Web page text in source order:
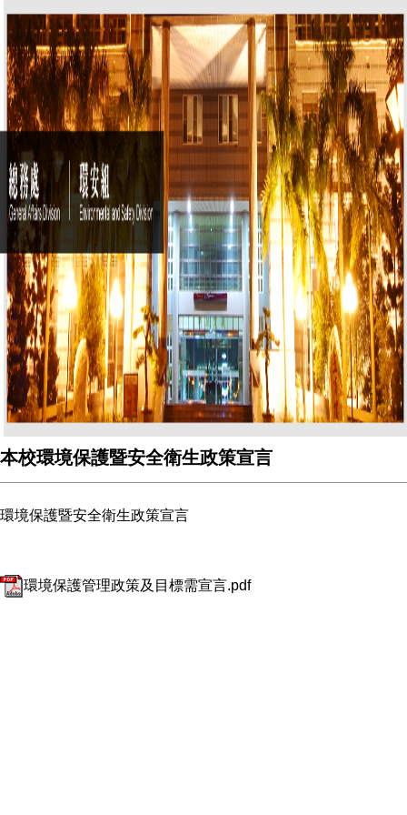
本校環境保護暨安全衛生政策宣言
環境保護暨安全衛生政策宣言
環境保護管理政策及目標需宣言.pdf